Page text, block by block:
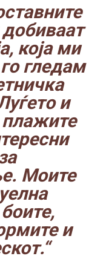
која ми
гледам
и
Моите
и